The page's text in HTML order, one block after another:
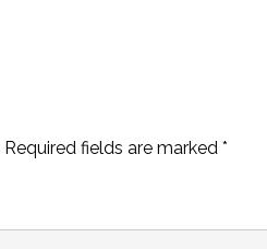
Required fields are marked*